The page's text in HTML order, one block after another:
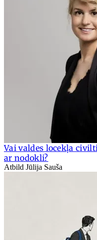
Vai valdes locekļa
ar nodokli?
Atbild Jūlija Sauša